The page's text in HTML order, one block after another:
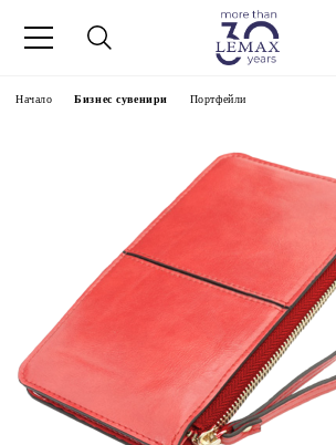
Начало Бизнес сувенири Портфейли